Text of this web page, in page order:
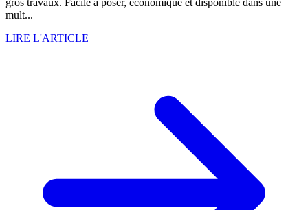
gros travaux. Facile à poser, économique et disponible dans une
mult...
LIRE L'ARTICLE